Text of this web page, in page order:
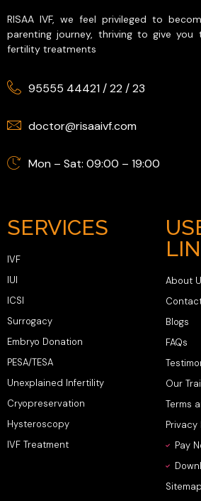
RISAA IVF, we feel privileged to
parenting journey, thriving to give you
fertility treatments
95555 44421/22/23
doctor@risaaivf.com
Mon – Sat: 09:00 – 19:00
SERVICES
IVF
IUI
ICSI
Surrogacy
Embryo Donation
PESA/TESA
Unexplained Infertility
Cryopreservation
Hysteroscopy
IVF Treatment
About
Blogs
FAQs
Our
Terms
Privacy
Pay
Sitemap